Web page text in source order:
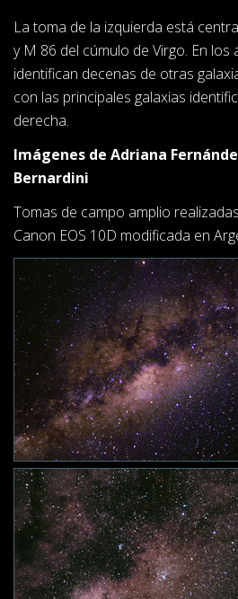
La toma de la izquierda está
y M 86 del cúmulo de Virgo. En los
identifican decenas de otras
con las principales galaxias
derecha.
Imágenes de Adriana
Bernardini
Tomas de campo amplio
Canon EOS 10D modificada en